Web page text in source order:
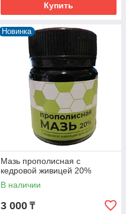
Купить
Новинка
Мазь прополисная с
кедровой живицей 20%
В наличии
3 000 ₸